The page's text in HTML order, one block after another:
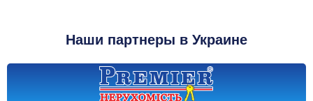
Наши партнеры в Украине